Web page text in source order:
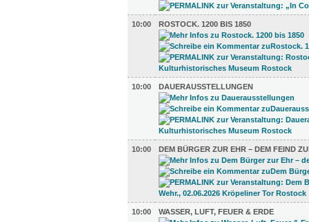
10:00 ROSTOCK. 1200 BIS 1850
10:00 DAUERAUSSTELLUNGEN
10:00 DEM BÜRGER ZUR EHR – DEM FEIND
10:00 WASSER, LUFT, FEUER & ERDE